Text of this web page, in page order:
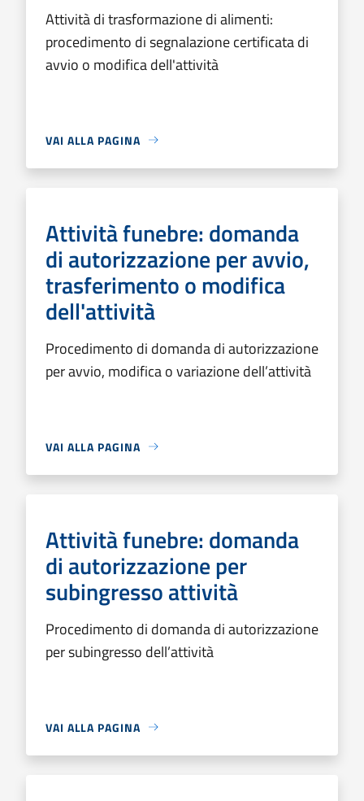
Attività di trasformazione di alimenti:
procedimento di segnalazione certificata di
avvio o modifica dell'attività
VAI ALLA PAGINA
Attività funebre: domanda
di autorizzazione per avvio,
trasferimento o modifica
dell'attività
Procedimento di domanda di autorizzazione
per avvio, modifica o variazione dell’attività
VAI ALLA PAGINA
Attività funebre: domanda
di autorizzazione per
subingresso attività
Procedimento di domanda di autorizzazione
per subingresso dell’attività
VAI ALLA PAGINA